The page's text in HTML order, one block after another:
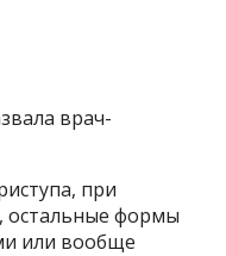
врач-
при
остальные формы
или вообще